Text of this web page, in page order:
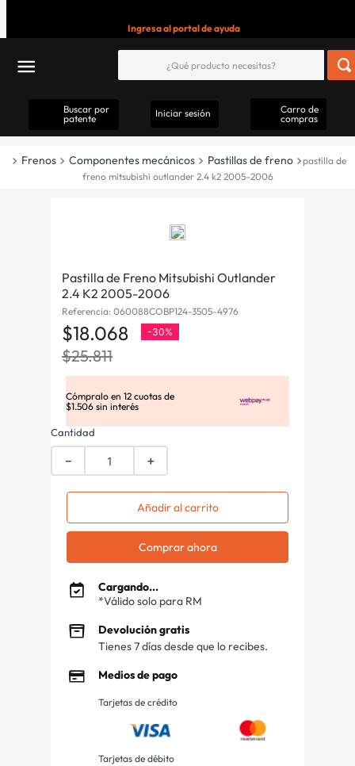
Ingresa al portal de ayuda
Buscar por
patente
Iniciar sesión
Carro de
compras
Frenos Componentes mecánicos Pastillas de freno
pastilla de
freno mitsubishi outlander 2.4 k2 2005-2006
Pastilla de Freno Mitsubishi Outlander
2.4 K2 2005-2006
Referencia: 060088COBP124-3505-4976
$18.068 -30%
$25.811
Cómpralo en 12 cuotas de
$1.506 sin interés
Cantidad
＋
－
Añadir al carrito
Comprar ahora
Cargando...
*Válido solo para RM
Devolución gratis
Tienes 7 días desde que lo recibes.
Medios de pago
Tarjetas de crédito
Tarjetas de débito